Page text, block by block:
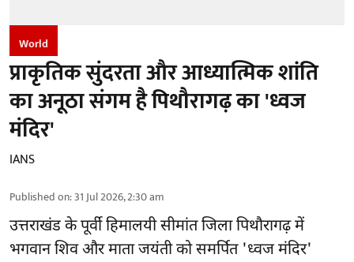
World
प्राकृतिक सुंदरता और आध्यात्मिक शांति
का अनूठा संगम है पिथौरागढ़ का 'ध्वज
मंदिर'
IANS
Published on:31 Jul 2026, 2:30 am
उत्तराखंड के पूर्वी हिमालयी सीमांत जिला पिथौरागढ़ में
भगवान शिव और माता जयंती को समर्पित 'ध्वज मंदिर'